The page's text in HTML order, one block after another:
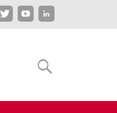
Search